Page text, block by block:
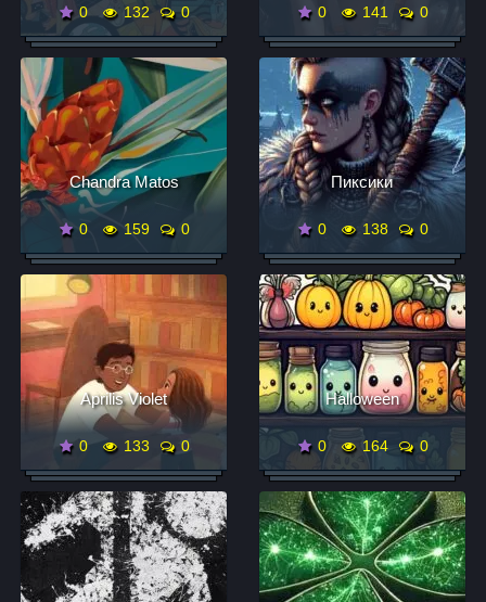
0 132 0 0 141 0
Chandra Matos
0 159 0
Пиксики
0 138 0
Aprilis Violet
0 133 0
Halloween
0 164 0